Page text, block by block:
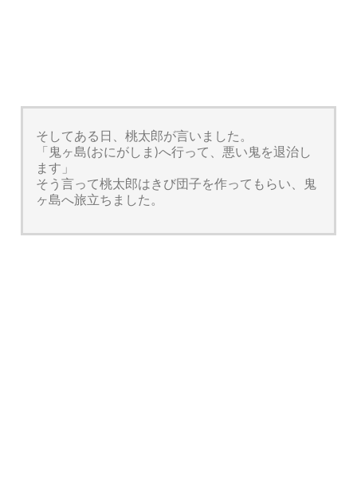
そしてある日、桃太郎が言いました。
「鬼ヶ島(おにがしま)へ行って、悪い鬼を退治し
ます」
そう言って桃太郎はきび団子を作ってもらい、鬼
ヶ島へ旅立ちました。